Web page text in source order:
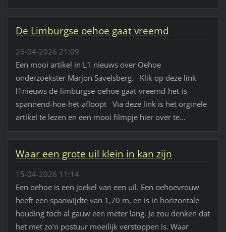
De Limburgse oehoe gaat vreemd
26-04-2026 21:09
Een mooi artikel in L1 nieuws over Oehoe
onderzoekster Marjon Savelsberg. Klik op deze link
l1nieuws de-limburgse-oehoe-gaat-vreemd-het-is-
spannend-hoe-het-afloopt Via deze link is het orginele
artikel te lezen en een mooi filmpje hier over te...
Waar een grote uil klein in kan zijn
15-04-2026 11:14
Een oehoe is een joekel van een uil. Een oehoevrouw
heeft een spanwijdte van 1,70 m, en is in horizontale
houding toch al gauw een meter lang. Je zou denken dat
het met zo’n postuur moeilijk verstoppen is. Waar